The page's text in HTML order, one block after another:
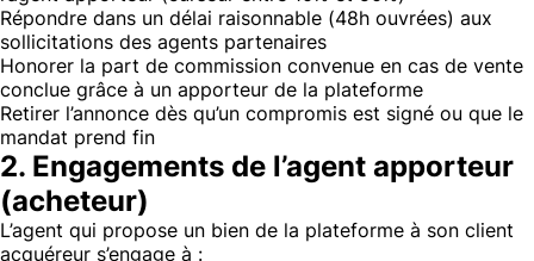
Répondre dans un délai raisonnable (48h ouvrées) aux
sollicitations des agents partenaires
Honorer la part de commission convenue en cas de vente
conclue grâce à un apporteur de la plateforme
Retirer l’annonce dès qu’un compromis est signé ou que le
mandat prend fin
2. Engagements de l’agent apporteur
(acheteur)
L’agent qui propose un bien de la plateforme à son client
acquéreur s’engage à :